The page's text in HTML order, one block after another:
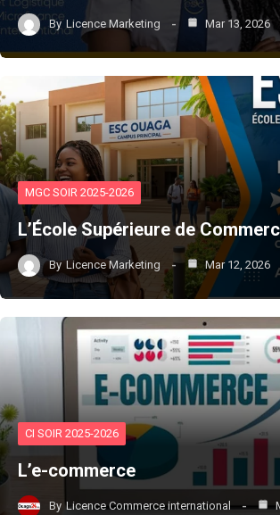
By Licence Marketing Mar 13, 2026
MGC SOIR 2025-2026
L’École Supérieure de
By Licence Marketing Mar 12, 2026
CI SOIR 2025-2026
L’e-commerce
By Licence Commerce international